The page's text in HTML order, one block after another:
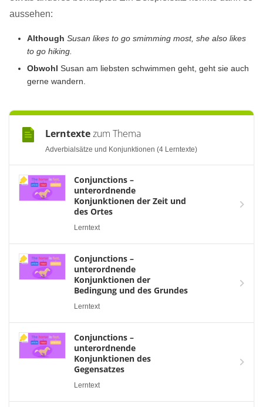
aussehen:
Although Susan likes to go smimming most, she also likes
to go hiking.
Obwohl Susan am liebsten schwimmen geht, geht sie auch
gerne wandern.
Lerntextezum Thema
Adverbialsätze und Konjunktionen (4 Lerntexte)
Conjunctions –
unterordnende
Konjunktionen der Zeit und
des Ortes
Lerntext
Conjunctions –
unterordnende
Konjunktionen der
Bedingung und des Grundes
Lerntext
Conjunctions –
unterordnende
Konjunktionen des
Gegensatzes
Lerntext